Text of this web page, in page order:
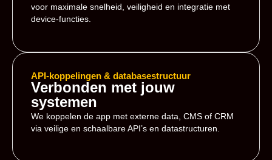
voor maximale snelheid, veiligheid en integratie met
device-functies.
API-koppelingen & databasestructuur
Verbonden met jouw
systemen
We koppelen de app met externe data, CMS of CRM
via veilige en schaalbare API’s en datastructuren.